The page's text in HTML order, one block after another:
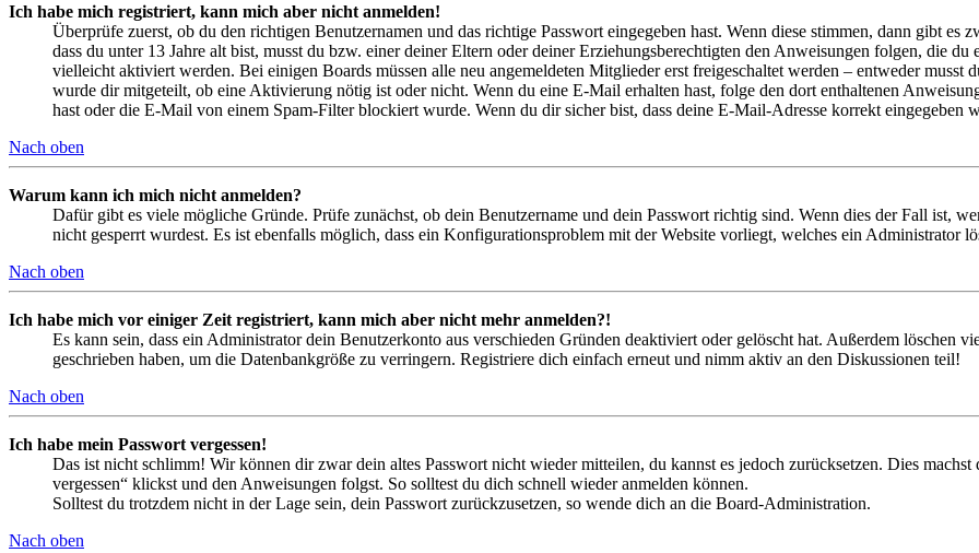
Ich habe mich registriert, kann mich aber nicht anmelden!
Überprüfe zuerst, ob du den richtigen Benutzernamen und das richtige Passwort eingegeben hast. Wenn diese stimmen, dann gibt es
dass du unter 13 Jahre alt bist, musst du bzw. einer deiner Eltern oder deiner Erziehungsberechtigten den Anweisungen folgen, die
vielleicht aktiviert werden. Bei einigen Boards müssen alle neu angemeldeten Mitglieder erst freigeschaltet werden – entweder musst
wurde dir mitgeteilt, ob eine Aktivierung nötig ist oder nicht. Wenn du eine E-Mail erhalten hast, folge den dort enthaltenen
hast oder die E-Mail von einem Spam-Filter blockiert wurde. Wenn du dir sicher bist, dass deine E-Mail-Adresse korrekt eingegeben
Nach oben
Warum kann ich mich nicht anmelden?
Dafür gibt es viele mögliche Gründe. Prüfe zunächst, ob dein Benutzername und dein Passwort richtig sind. Wenn dies der Fall ist,
nicht gesperrt wurdest. Es ist ebenfalls möglich, dass ein Konfigurationsproblem mit der Website vorliegt, welches ein Administrator
Nach oben
Ich habe mich vor einiger Zeit registriert, kann mich aber nicht mehr anmelden?!
Es kann sein, dass ein Administrator dein Benutzerkonto aus verschieden Gründen deaktiviert oder gelöscht hat. Außerdem löschen
geschrieben haben, um die Datenbankgröße zu verringern. Registriere dich einfach erneut und nimm aktiv an den Diskussionen teil!
Nach oben
Ich habe mein Passwort vergessen!
Das ist nicht schlimm! Wir können dir zwar dein altes Passwort nicht wieder mitteilen, du kannst es jedoch zurücksetzen. Dies
vergessen“ klickst und den Anweisungen folgst. So solltest du dich schnell wieder anmelden können.
Solltest du trotzdem nicht in der Lage sein, dein Passwort zurückzusetzen, so wende dich an die Board-Administration.
Nach oben